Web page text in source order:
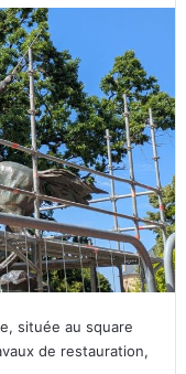
située au square
de restauration,